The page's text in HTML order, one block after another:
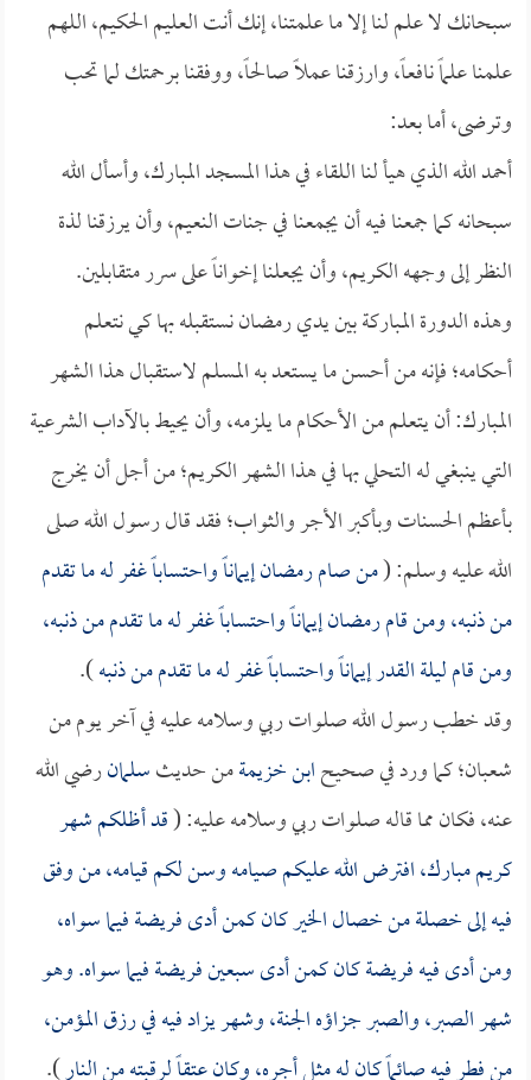
سبحانك لا علم لنا إلا ما علمتنا، إنك أنت العليم الحكيم، اللهم
علمنا علماً نافعاً، وارزقنا عملاً صالحاً، ووفقنا برحمتك لما تحب
وترضى، أما بعد:
أحمد الله الذي هيأ لنا اللقاء في هذا المسجد المبارك، وأسأل الله
سبحانه كما جمعنا فيه أن يجمعنا في جنات النعيم، وأن يرزقنا لذة
النظر إلى وجهه الكريم، وأن يجعلنا إخواناً على سرر متقابلين.
وهذه الدورة المباركة بين يدي رمضان نستقبله بها كي نتعلم
أحكامه؛ فإنه من أحسن ما يستعد به المسلم لاستقبال هذا الشهر
المبارك: أن يتعلم من الأحكام ما يلزمه، وأن يحيط بالآداب الشرعية
التي ينبغي له التحلي بها في هذا الشهر الكريم؛ من أجل أن يخرج
بأعظم الحسنات وبأكبر الأجر والثواب؛ فقد قال رسول الله صلى
الله عليه وسلم: (من صام رمضان إيماناً واحتساباً غفر له ما تقدم
من ذنبه، ومن قام رمضان إيماناً واحتساباً غفر له ما تقدم من ذنبه،
ومن قام ليلة القدر إيماناً واحتساباً غفر له ما تقدم من ذنبه).
وقد خطب رسول الله صلوات ربي وسلامه عليه في آخر يوم من
شعبان؛ كما ورد في صحيحابن خزيمةمن حديثسلمانرضي الله
عنه، فكان مما قاله صلوات ربي وسلامه عليه: (قد أظلكم شهر
كريم مبارك، افترض الله عليكم صيامه وسن لكم قيامه، من وفق
فيه إلى خصلة من خصال الخير كان كمن أدى فريضة فيما سواه،
ومن أدى فيه فريضة كان كمن أدى سبعين فريضة فيما سواه. وهو
شهر الصبر، والصبر جزاؤه الجنة، وشهر يزاد فيه في رزق المؤمن،